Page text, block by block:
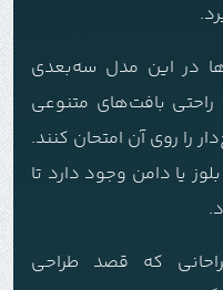
در این مدل سه‌بعدی
راحتی بافت‌های متنوعی
را روی آن امتحان کنند.
یا دامن وجود دارد تا
که قصد طراحی